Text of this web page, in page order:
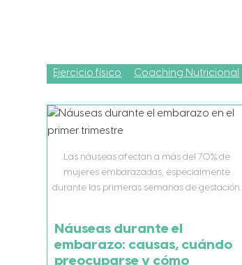
Ejercicio físico Coaching Nutricional
Las náuseas afectan a más del 70% de
mujeres embarazadas, especialmente
durante las primeras semanas de gestación.
Náuseas durante el
embarazo: causas, cuándo
preocuparse y cómo